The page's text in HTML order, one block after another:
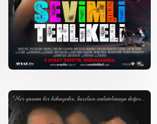
Sevimli Tehlikeli